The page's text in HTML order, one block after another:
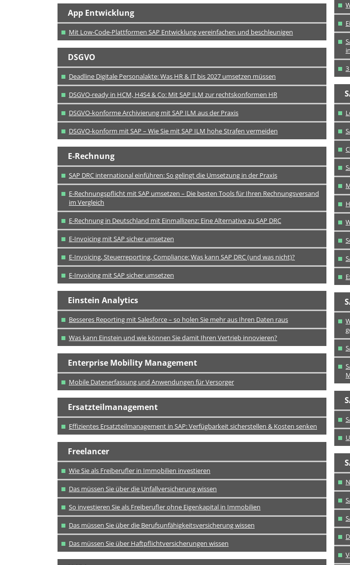
App Entwicklung
Mit Low-Code-Plattformen SAP Entwicklung vereinfachen und beschleunigen
DSGVO
Deadline Digitale Personalakte: Was HR & IT bis 2027 umsetzen müssen
DSGVO-ready in HCM, H4S4 & Co: Mit SAP ILM zur rechtskonformen HR
DSGVO-konforme Archivierung mit SAP ILM aus der Praxis
DSGVO-konform mit SAP – Wie Sie mit SAP ILM hohe Strafen vermeiden
E-Rechnung
SAP DRC international einführen: So gelingt die Umsetzung in der Praxis
E-Rechnungspflicht mit SAP umsetzen – Die besten Tools für Ihren Rechnungsversand
im Vergleich
E-Rechnung in Deutschland mit Einmallizenz: Eine Alternative zu SAP DRC
E-Invoicing mit SAP sicher umsetzen
E-Invoicing, Steuerreporting, Compliance: Was kann SAP DRC (und was nicht)?
E-Invoicing mit SAP sicher umsetzen
Einstein Analytics
Besseres Reporting mit Salesforce – so holen Sie mehr aus Ihren Daten raus
Was kann Einstein und wie können Sie damit Ihren Vertrieb innovieren?
Enterprise Mobility Management
Mobile Datenerfassung und Anwendungen für Versorger
Ersatzteilmanagement
Effizientes Ersatzteilmanagement in SAP: Verfügbarkeit sicherstellen & Kosten senken
Freelancer
Wie Sie als Freiberufler in Immobilien investieren
Das müssen Sie über die Unfallversicherung wissen
So investieren Sie als Freiberufler ohne Eigenkapital in Immobilien
Das müssen Sie über die Berufsunfähigkeitsversicherung wissen
Das müssen Sie über Haftpflichtversicherungen wissen